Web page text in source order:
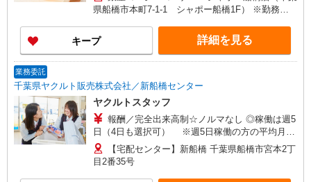
県船橋市本町7-1-1 シャポー船橋1F） ※勤務地
キープ 詳細を見る
業務委託
千葉県ヤクルト販売株式会社／新船橋センター
ヤクルトスタッフ
報酬／完全出来高制☆ノルマなし ◎稼働は週5
日（4日も選択可） ※週5日稼働の方の平均月収
27万円 「あなたに合わせた」働き方ができます。
働き方やご希望の収入など、お気軽にお問い合わ
せください！ ◎20代〜50代を中心に幅広い年代の
【宅配センター】新船橋 千葉県船橋市宮本2丁
目2番35号